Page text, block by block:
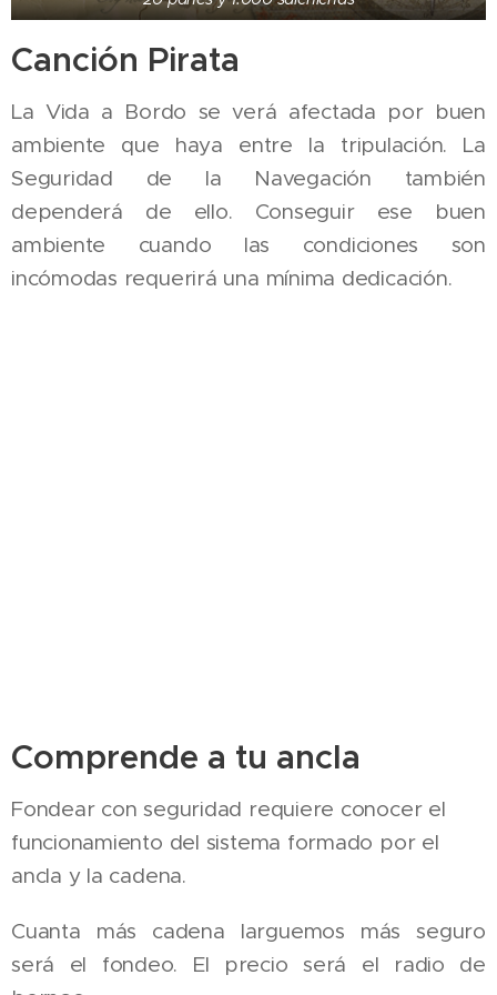
Canción Pirata
La Vida a Bordo se verá afectada por buen
ambiente que haya entre la tripulación. La
Seguridad de la Navegación también
dependerá de ello. Conseguir ese buen
ambiente cuando las condiciones son
incómodas requerirá una mínima dedicación.
Comprende a tu ancla
Fondear con seguridad requiere conocer el
funcionamiento del sistema formado por el
ancla y la cadena.
Cuanta más cadena larguemos más seguro
será el fondeo. El precio será el radio de